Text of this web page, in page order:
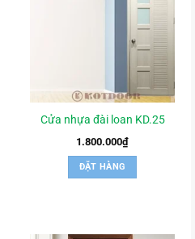
Cửa nhựa đài loan KD.25
1.800.000₫
ĐẶT HÀNG